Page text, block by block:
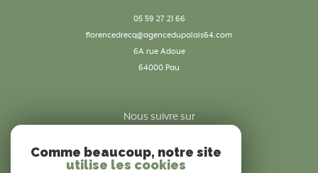
05 59 27 21 66
florencedrecq@agencedupalais64.com
6A rue Adoue
64000
pau
Nous suivre sur
Comme beaucoup, notre site
utilise les cookies